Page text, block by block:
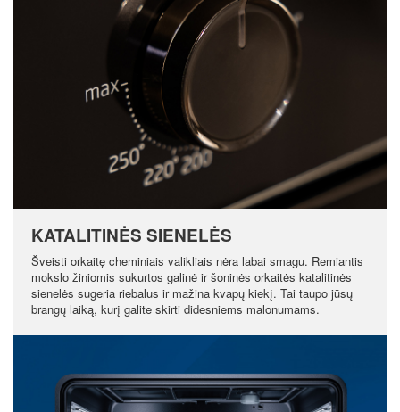
KATALITINĖS SIENELĖS
Šveisti orkaitę cheminiais valikliais nėra labai smagu. Remiantis
mokslo žiniomis sukurtos galinė ir šoninės orkaitės katalitinės
sienelės sugeria riebalus ir mažina kvapų kiekį. Tai taupo jūsų
brangų laiką, kurį galite skirti didesniems malonumams.